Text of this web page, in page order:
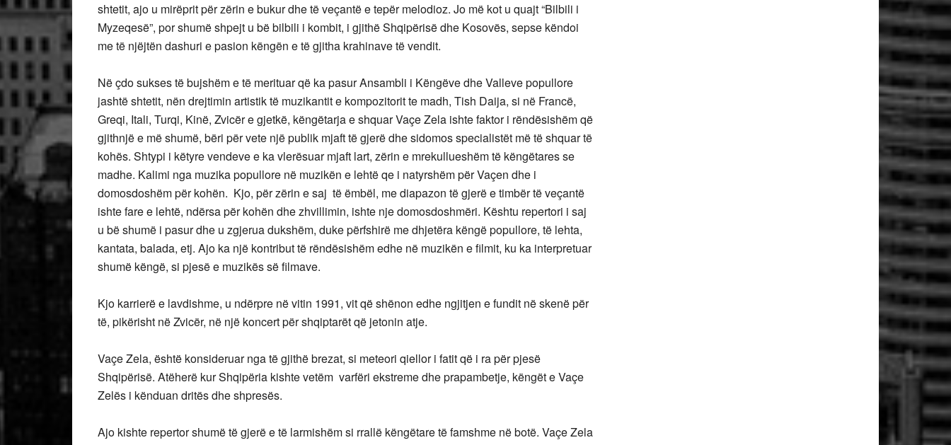
shtetit, ajo u mirëprit për zërin e bukur dhe të veçantë e tepër melodioz. Jo më kot u quajt “Bilbili i
Myzeqesë”, por shumë shpejt u bë bilbili i kombit, i gjithë Shqipërisë dhe Kosovës, sepse këndoi
me të njëjtën dashuri e pasion këngën e të gjitha krahinave të vendit.
Në çdo sukses të bujshëm e të merituar që ka pasur Ansambli i Këngëve dhe Valleve popullore
jashtë shtetit, nën drejtimin artistik të muzikantit e kompozitorit te madh, Tish Daija, si në Francë,
Greqi, Itali, Turqi, Kinë, Zvicër e gjetkë, këngëtarja e shquar Vaçe Zela ishte faktor i rëndësishëm që
gjithnjë e më shumë, bëri për vete një publik mjaft të gjerë dhe sidomos specialistët më të shquar të
kohës. Shtypi i këtyre vendeve e ka vlerësuar mjaft lart, zërin e mrekullueshëm të këngëtares se
madhe. Kalimi nga muzika popullore në muzikën e lehtë qe i natyrshëm për Vaçen dhe i
domosdoshëm për kohën. Kjo, për zërin e saj të ëmbël, me diapazon të gjerë e timbër të veçantë
ishte fare e lehtë, ndërsa për kohën dhe zhvillimin, ishte nje domosdoshmëri. Kështu repertori i saj
u bë shumë i pasur dhe u zgjerua dukshëm, duke përfshirë me dhjetëra këngë popullore, të lehta,
kantata, balada, etj. Ajo ka një kontribut të rëndësishëm edhe në muzikën e filmit, ku ka interpretuar
shumë këngë, si pjesë e muzikës së filmave.
Kjo karrierë e lavdishme, u ndërpre në vitin 1991, vit që shënon edhe ngjitjen e fundit në skenë për
të, pikërisht në Zvicër, në një koncert për shqiptarët që jetonin atje.
Vaçe Zela, është konsideruar nga të gjithë brezat, si meteori qiellor i fatit që i ra për pjesë
Shqipërisë. Atëherë kur Shqipëria kishte vetëm varfëri ekstreme dhe prapambetje, këngët e Vaçe
Zelës i kënduan dritës dhe shpresës.
Ajo kishte repertor shumë të gjerë e të larmishëm si rrallë këngëtare të famshme në botë. Vaçe Zela